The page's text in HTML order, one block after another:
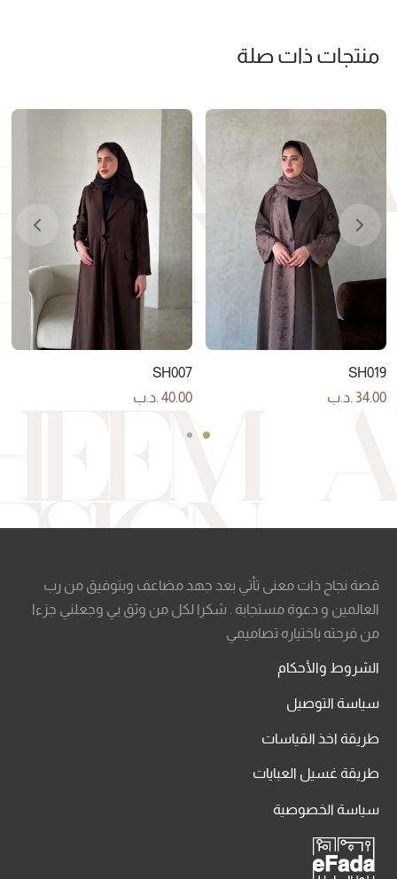
منتجات ذات صلة
SH019
34.00 .د.ب
SH007
40.00 .د.ب
قصة نجاح ذات معنى تأتي بعد جهد مضاعف وبتوفيق من رب
العالمين و دعوة مستجابة . شكرا لكل من وثق بي وجعلني جزءا
من فرحته باختياره تصاميمي
الشروط والأحكام
سياسة التوصيل
طريقة اخذ القياسات
طريقة غسيل العبايات
سياسة الخصوصية